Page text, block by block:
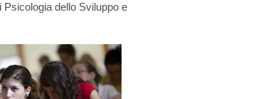
dello Sviluppo e